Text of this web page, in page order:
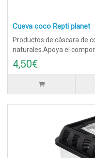
Cueva coco Repti planet
Productos de cáscara de
naturales.Apoya el
4,50€